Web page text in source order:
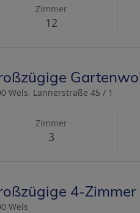
Zimmer
12
Wels, Lannerstraße 45 / 1
Zimmer
3
4-
Wels